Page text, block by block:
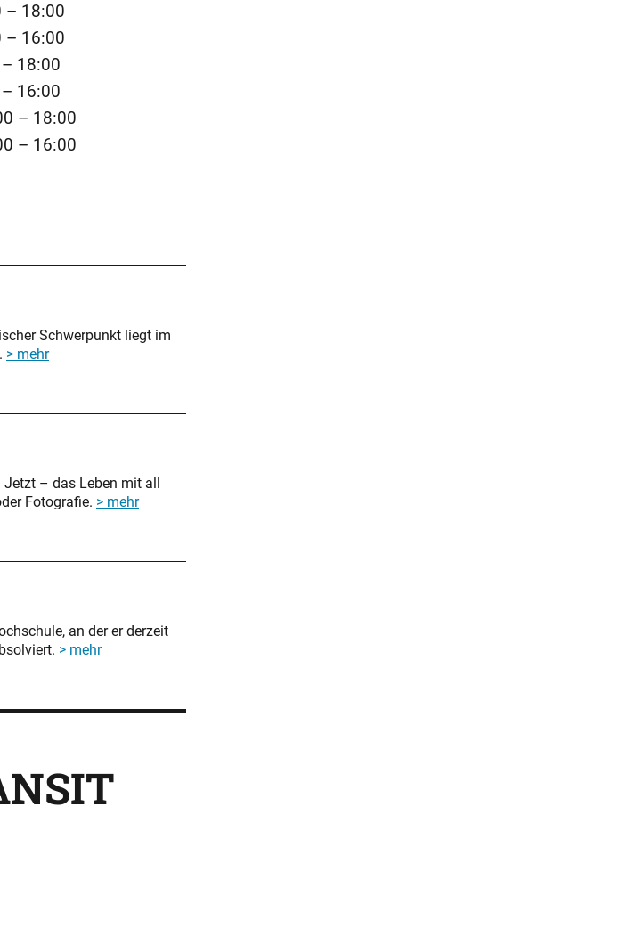
– 18:00
– 16:00
– 18:00
– 16:00
– 18:00
– 16:00
Schwerpunkt liegt im
> mehr
– das Leben mit all
Fotografie. > mehr
an der er derzeit
> mehr